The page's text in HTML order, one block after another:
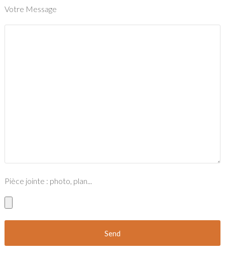
Votre Message
Pièce jointe : photo, plan...